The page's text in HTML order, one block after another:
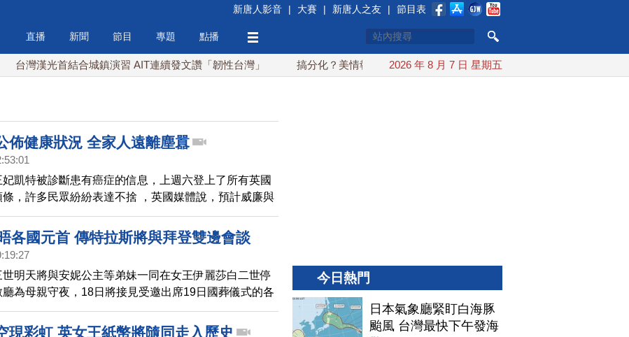
新唐人影音 | 大賽 | 新唐人之友 | 節目表
直播 新聞 節目 專題 點播
光首結合城鎮演習 AIT連續發文讚「韌性台灣」 搞分化？美情報：普京最快今秋 試探攻擊北約盟國
2026 年 8 月 7 日 星期五
佈健康狀況 全家人遠離塵囂
凱特被診斷患有癌症的信息，上週六登上了所有英國
，許多民眾紛紛表達不捨 ，英國媒體說，預計威廉與
目光數週，預計他們也不會在31日復活節現身。
各國元首 傳特拉斯將與拜登雙邊會談
明天將與安妮公主等弟妹一同在女王伊麗莎白二世停
為母親守夜，18日將接見受邀出席19日國葬儀式的各
現彩虹 英女王紙幣將隨同走入歷史
今日熱門
日本氣象廳緊盯白海豚
颱風 台灣最快下午發海